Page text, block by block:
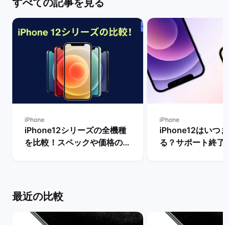
すべての記事を見る
iPhone
iPhone12シリーズの全機種
を比較！スペックや価格の違
iPhone
iPhone12はいつ
る？サポート終了
最近の比較